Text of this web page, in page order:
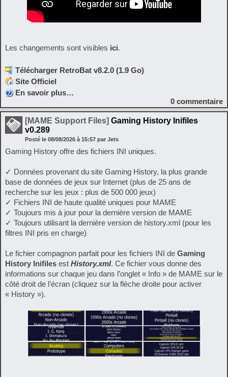
Les changements sont visibles ici.
Télécharger RetroBat v8.2.0 (1.9 Go)
Site Officiel
En savoir plus…
0 commentaire
[MAME Support Files] Gaming History Inifiles
v0.289
Posté le 08/08/2026 à 15:57 par Jets
Gaming History offre des fichiers INI uniques.
✓ Données provenant du site Gaming History, la plus grande
base de données de jeux sur Internet (plus de 25 ans de
recherche sur les jeux : plus de 500 000 jeux)
✓ Fichiers INI de haute qualité uniques pour MAME
✓ Toujours mis à jour pour la dernière version de MAME
✓ Toujours utilisant la dernière version de history.xml (pour les
filtres INI pris en charge)
Le fichier compagnon parfait pour les fichiers INI de Gaming
History Inifiles est History.xml. Ce fichier vous donne des
informations sur chaque jeu dans l’onglet « Info » de MAME sur le
côté droit de l’écran (cliquez sur la flèche droite pour activer
« History »).